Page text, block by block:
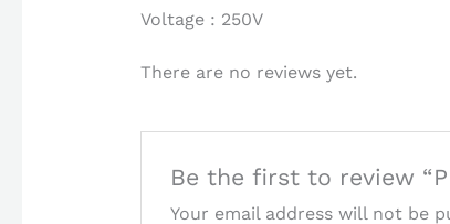
Voltage : 250V
There are no reviews yet.
Be the first to review
Your email address will not be